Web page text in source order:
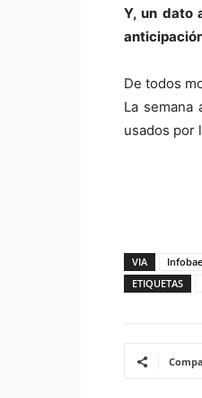
Y, un dato
De todos
La
usados por
VIA
Infobae
ETIQUETAS